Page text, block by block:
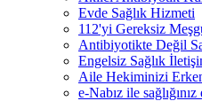
Evde Sağlık Hizmeti
112'yi Gereksiz
Antibiyotikte Değil
Engelsiz Sağlık
Aile Hekiminizi Erken
e-Nabız ile